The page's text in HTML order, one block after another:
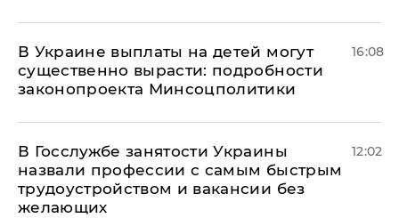
В Украине выплаты на детей могут
существенно вырасти: подробности
законопроекта Минсоцполитики
16:08
В Госслужбе занятости Украины
назвали профессии с самым быстрым
трудоустройством и вакансии без
желающих
12:02